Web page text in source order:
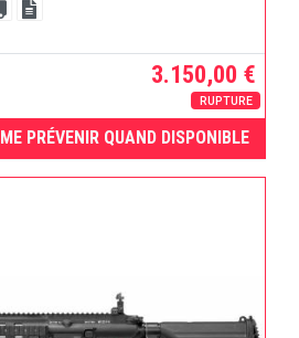
3.150,00 €
RUPTURE
ME PRÉVENIR QUAND DISPONIBLE